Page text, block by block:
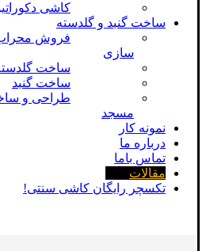
کاشی
ساخت گنبد و گلدسته
فروش
سازی
ساخت
ساخت گنبد
طراحی و
مسجد
نمونه کار
درباره ما
تماس باما
مقالات
تکسچر رایگان کاشی سنتی!